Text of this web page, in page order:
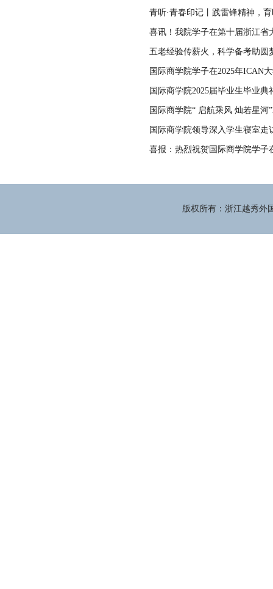
青听·青春印记丨践雷锋精神，
喜讯！我院学子在第十届浙江省
五老经验传薪火，科学备考助圆
国际商学院学子在2025年ICAN
国际商学院2025届毕业生毕业
国际商学院“ 启航乘风 灿若星河
国际商学院领导深入学生寝室
喜报：热烈祝贺国际商学院学子
版权所有：浙江越秀外